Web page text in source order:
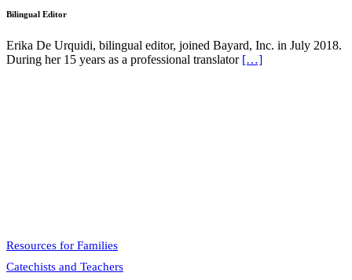
Bilingual Editor
Erika De Urquidi, bilingual editor, joined Bayard, Inc. in July 2018.
During her 15 years as a professional translator […]
Resources for Families
Catechists and Teachers